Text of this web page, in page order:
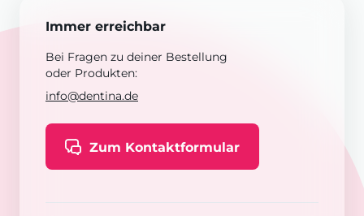
Immer erreichbar
Bei Fragen zu deiner Bestellung
oder Produkten:
info@dentina.de
Zum Kontaktformular